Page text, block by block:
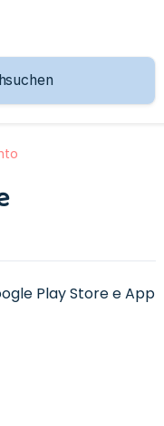
Play Store e App